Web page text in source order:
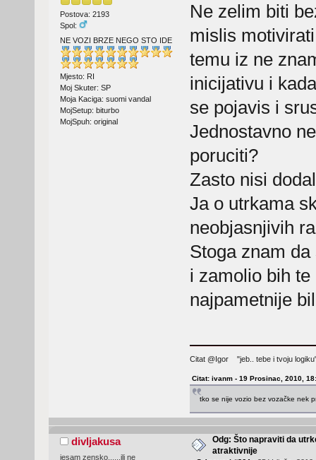
Postova: 2193
Spol:
NE VOZI BRZE NEGO STO IDE
Mjesto: RI
Moj Skuter: SP
Moja Kaciga: suomi vandal
MojSetup: biturbo
MojSpuh: original
Ne zelim biti
mislis
temu iz ne
inicijativu i
se pojavis i
Jednostavno
poruciti?
Zasto nisi
Ja o utrkama
neobjasnjivih
Stoga znam
i zamolio bih
najpametnije
Citat @Igor "jeb.. tebe i tvoju
Citat: ivanm - 19 Prosinac, 2010,
tko se nije vozio bez vozačke nek
divljakusa
jesam zensko......ili ne
Odg: Što napraviti da
atraktivnije